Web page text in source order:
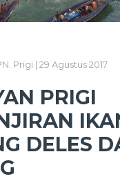
Prigi | 29 Agustus 2017
PRIGI
DELES